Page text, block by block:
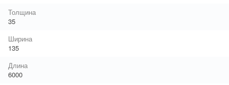
Толщина
35
Ширина
135
Длина
6000